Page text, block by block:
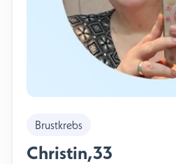
Brustkrebs
Christin,33